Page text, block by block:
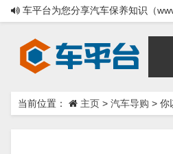
车平台为您分享汽车保养知识（
当前位置： 主页 > 汽车导购 > 你